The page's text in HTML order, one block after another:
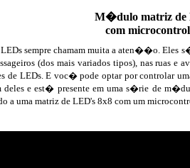
M�dulo matriz de
com
LEDs sempre chamam muita a aten��o.
(dos mais variados tipos), nas ruas
de LEDs. E voc� pode optar por controlar
e est� presente em uma s�rie de
a uma matriz de LED's 8x8 com um